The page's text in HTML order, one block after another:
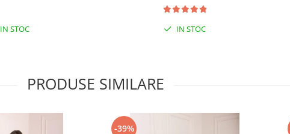
IN STOC IN STOC
PRODUSE SIMILARE
-39%